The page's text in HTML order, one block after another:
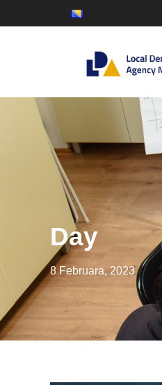
Day
8 Februara, 2023